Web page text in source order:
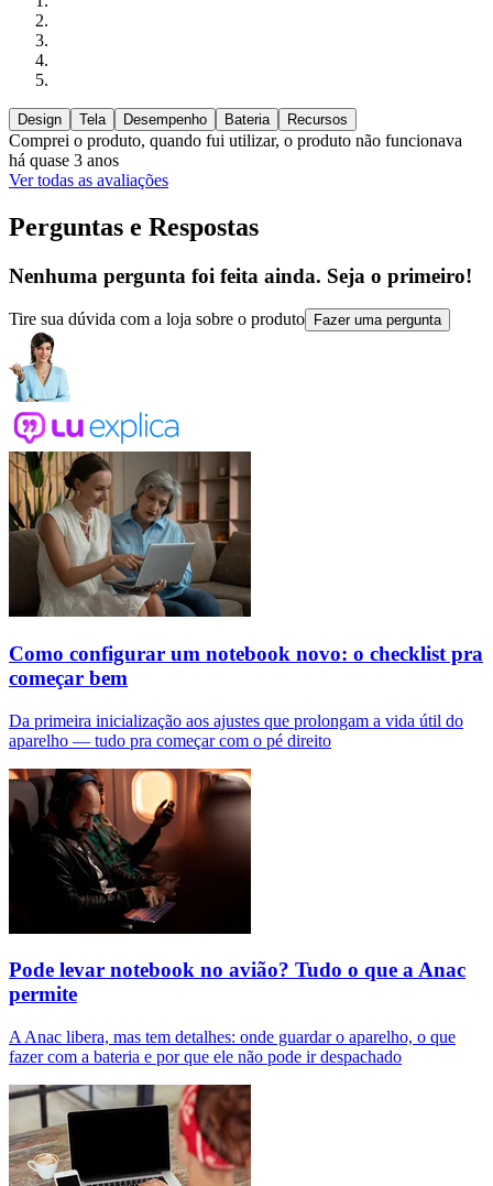
Design Tela Desempenho Bateria Recursos
Comprei o produto, quando fui utilizar, o produto não funcionava
há quase 3 anos
Ver todas as avaliações
Perguntas e Respostas
Nenhuma pergunta foi feita ainda. Seja o primeiro!
Tire sua dúvida com a loja sobre o produto Fazer uma pergunta
Como configurar um notebook novo: o checklist pra
começar bem
Da primeira inicialização aos ajustes que prolongam a vida útil do
aparelho — tudo pra começar com o pé direito
Pode levar notebook no avião? Tudo o que a Anac
permite
A Anac libera, mas tem detalhes: onde guardar o aparelho, o que
fazer com a bateria e por que ele não pode ir despachado